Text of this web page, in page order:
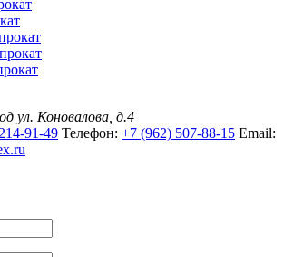
ул. Коновалова, д.4
91-49 Телефон: +7 (962) 507-88-15 Email: